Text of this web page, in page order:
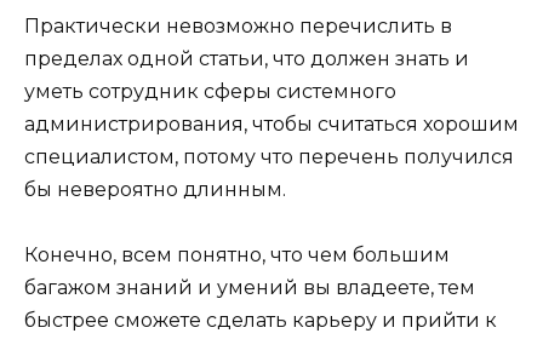
Практически невозможно перечислить в
пределах одной статьи, что должен знать и
уметь сотрудник сферы системного
администрирования, чтобы считаться хорошим
специалистом, потому что перечень получился
бы невероятно длинным.
Конечно, всем понятно, что чем большим
багажом знаний и умений вы владеете, тем
быстрее сможете сделать карьеру и прийти к